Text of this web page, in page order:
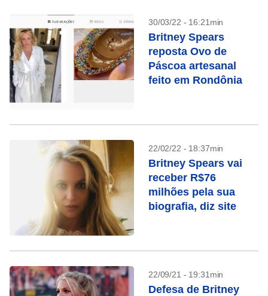
30/03/22 - 16:21min
Britney Spears
reposta Ovo de
Páscoa artesanal
feito em Rondônia
22/02/22 - 18:37min
Britney Spears vai
receber R$76
milhões pela sua
biografia, diz site
22/09/21 - 19:31min
Defesa de Britney